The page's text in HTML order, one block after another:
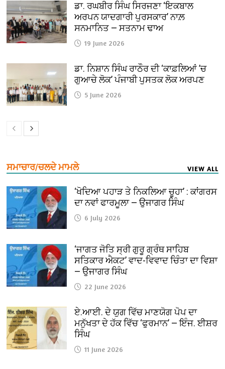
ਡਾ. ਰਘਬੀਰ ਸਿੰਘ ਸਿਰਜਣਾ ‘ਇਕਬਾਲ
ਅਰਪਨ ਯਾਦਗਾਰੀ ਪੁਰਸਕਾਰ’ ਨਾਲ਼
ਸਨਮਾਨਿਤ — ਸਤਨਾਮ ਢਾਅ
19 June 2026
ਡਾ. ਨਿਸ਼ਾਨ ਸਿੰਘ ਰਾਠੌਰ ਦੀ ‘ਕਾਫ਼ਲਿਆਂ ’ਚ
ਗੁਆਚੇ ਲੋਕ’ ਪੰਜਾਬੀ ਪੁਸਤਕ ਲੋਕ ਅਰਪਣ
5 June 2026
ਸਮਾਚਾਰ/ਚਲਦੇ ਮਾਮਲੇ VIEW ALL
‘ਖੋਦਿਆ ਪਹਾੜ ਤੇ ਨਿਕਲਿਆ ਚੂਹਾ’ : ਕਾਂਗਰਸ
ਦਾ ਨਵਾਂ ਫਾਰਮੂਲਾ — ਉਜਾਗਰ ਸਿੰਘ
6 July 2026
‘ਜਾਗਤ ਜੋਤਿ ਸ੍ਰੀ ਗੁਰੂ ਗ੍ਰੰਥ ਸਾਹਿਬ
ਸਤਿਕਾਰ ਐਕਟ’ ਵਾਦ-ਵਿਵਾਦ ਚਿੰਤਾ ਦਾ ਵਿਸ਼ਾ
— ਉਜਾਗਰ ਸਿੰਘ
22 June 2026
ਏ.ਆਈ. ਦੇ ਯੁਗ ਵਿੱਚ ਮਾਣਯੋਗ ਪੋਪ ਦਾ
ਮਨੁੱਖਤਾ ਦੇ ਹੱਕ ਵਿੱਚ ‘ਫੁਰਮਾਨ’ — ਇੰਜ. ਈਸ਼ਰ
ਸਿੰਘ
11 June 2026